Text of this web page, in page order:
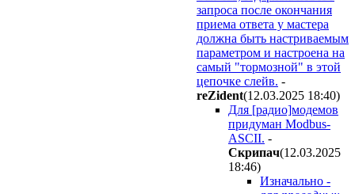
запроса после окончания
приема ответа у мастера
должна быть настриваемым
параметром и настроена на
самый "тормозной" в этой
цепочке слейв. -
reZident(12.03.2025 18:40)
Для [радио]модемов
придуман Modbus-
ASCII. -
Cкpипaч(12.03.2025
18:46)
Изначально -